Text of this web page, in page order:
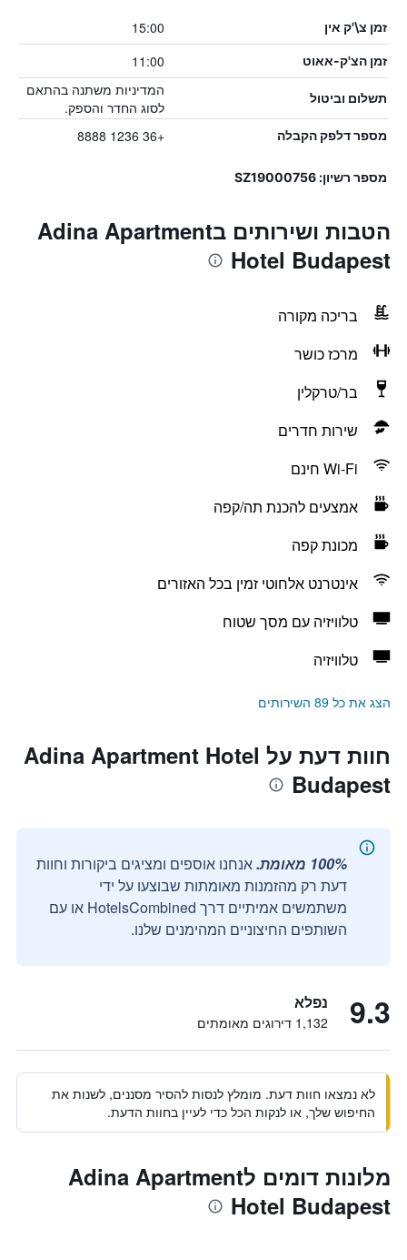
זמן צ\'ק אין 15:00
זמן הצ'ק-אאוט 11:00
תשלום וביטול
המדיניות משתנה בהתאם
לסוג החדר והספק.
מספר דלפק הקבלה +36 1236 8888
מספר רשיון: SZ19000756
הטבות ושירותים בAdina Apartment
Hotel Budapest
בריכה מקורה
מרכז כושר
בר/טרקלין
שירות חדרים
Wi-Fi חינם
אמצעים להכנת תה/קפה
מכונת קפה
אינטרנט אלחוטי זמין בכל האזורים
טלוויזיה עם מסך שטוח
טלוויזיה
הצג את כל 89 השירותים
חוות דעת על Adina Apartment Hotel
Budapest
100% מאומת.
אנחנו אוספים ומציגים ביקורות וחוות
דעת רק מהזמנות מאומתות שבוצעו על ידי
משתמשים אמיתיים דרך HotelsCombined או עם
השותפים החיצוניים המהימנים שלנו.
9.3 נפלא
1,132 דירוגים מאומתים
לא נמצאו חוות דעת. מומלץ לנסות להסיר מסננים, לשנות את
החיפוש שלך, או לנקות הכל כדי לעיין בחוות הדעת.
מלונות דומים לAdina Apartment
Hotel Budapest